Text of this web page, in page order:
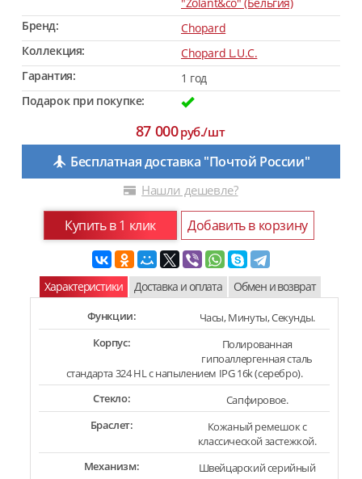
Бренд:
Chopard
Коллекция:
Chopard L.U.C.
Гарантия:
1 год
Подарок при покупке:
87 000руб./шт
Бесплатная доставка "Почтой России"
Нашли дешевле?
Купить в 1 клик Добавить в корзину
Характеристики Доставка и оплата Обмен и возврат
Функции:
Часы, Минуты, Секунды.
Корпус:
Полированная
гипоаллергенная сталь
стандарта 324 HL с напылением IPG 16k (серебро).
Стекло:
Сапфировое.
Браслет:
Кожаный ремешок с
классической застежкой.
Механизм:
Швейцарский серийный